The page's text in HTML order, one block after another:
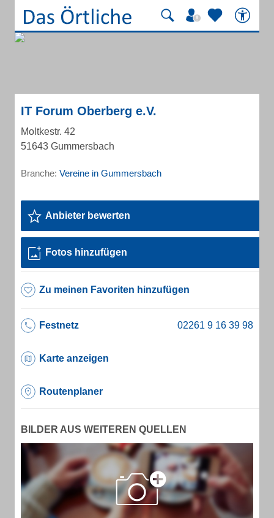
IT Forum Oberberg e.V.
Moltkestr. 42
51643 Gummersbach
Branche: Vereine in Gummersbach
Anbieter bewerten
Fotos hinzufügen
Zu meinen Favoriten hinzufügen
Festnetz
Karte anzeigen
Routenplaner
BILDER AUS WEITEREN QUELLEN